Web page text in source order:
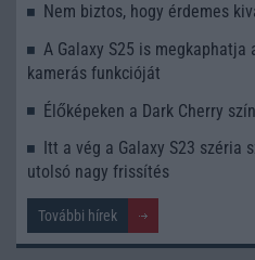
Nem biztos, hogy érdemes
A Galaxy S25 is megkaphatja
kamerás funkcióját
Élőképeken a Dark Cherry
Itt a vég a Galaxy S23 széria
utolsó nagy frissítés
További hírek